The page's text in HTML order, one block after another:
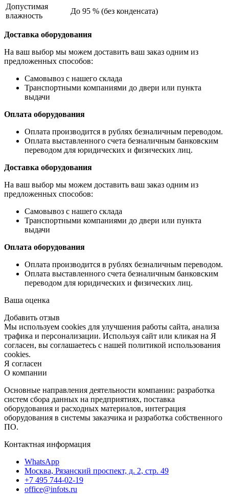
Допустимая
влажность
До 95 % (без конденсата)
Доставка оборудования
На ваш выбор мы можем доставить ваш заказ одним из
предложенных способов:
Самовывоз с нашего склада
Транспортными компаниями до двери или пункта
выдачи
Оплата оборудования
Оплата производится в рублях безналичным переводом.
Оплата выставленного счета безналичным банковским
переводом для юридических и физических лиц.
Доставка оборудования
На ваш выбор мы можем доставить ваш заказ одним из
предложенных способов:
Самовывоз с нашего склада
Транспортными компаниями до двери или пункта
выдачи
Оплата оборудования
Оплата производится в рублях безналичным переводом.
Оплата выставленного счета безналичным банковским
переводом для юридических и физических лиц.
Ваша оценка
Добавить отзыв
Мы используем cookies для улучшения работы сайта, анализа
трафика и персонализации. Используя сайт или кликая на Я
согласен, вы соглашаетесь с нашей политикой использования
cookies.
Я согласен
О компании
Основные направления деятельности компании: разработка
систем сбора данных на предприятиях, поставка
оборудования и расходных материалов, интеграция
оборудования в системы заказчика и разработка собственного
ПО.
Контактная информация
WhatsApp
Москва, Рязанский проспект, д. 2, стр. 49
+7 495 744-02-19
office@infots.ru